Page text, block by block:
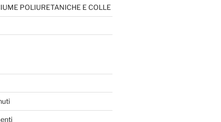
POLIURETANICHE E COLLE